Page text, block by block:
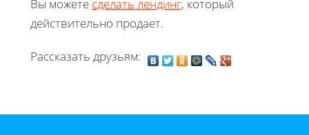
Вы можете сделать лендинг, который
действительно продает.
Рассказать друзьям: